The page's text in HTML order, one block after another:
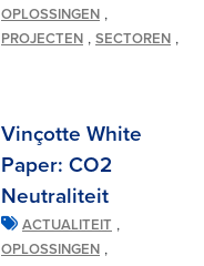
OPLOSSINGEN ,
PROJECTEN , SECTOREN ,
Vinçotte White
Paper: CO2
Neutraliteit
ACTUALITEIT ,
OPLOSSINGEN ,